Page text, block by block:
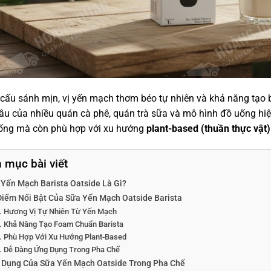
sánh mịn, vị yến mạch thơm béo tự nhiên và khả năng tạo
của nhiều quán cà phê, quán trà sữa và mô hình đồ uống
mà còn phù hợp với xu hướng plant-based (thuần thực vật)
mục bài viết
Mạch Barista Oatside Là Gì?
Nổi Bật Của Sữa Yến Mạch Oatside Barista
Hương Vị Tự Nhiên Từ Yến Mạch
Khả Năng Tạo Foam Chuẩn Barista
Phù Hợp Với Xu Hướng Plant-Based
Dễ Dàng Ứng Dụng Trong Pha Chế
Của Sữa Yến Mạch Oatside Trong Pha Chế